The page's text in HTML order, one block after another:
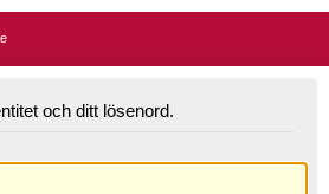
och ditt lösenord.